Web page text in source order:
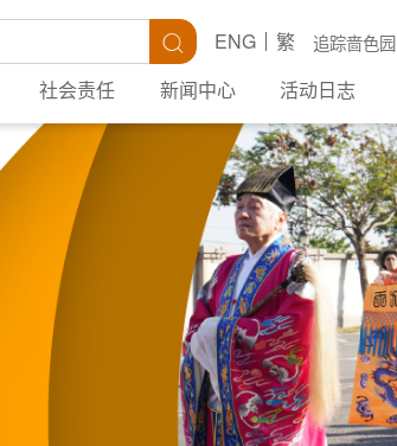
搜寻 追踪啬色园
ENG
繁
社会责任 新闻中心 活动日志